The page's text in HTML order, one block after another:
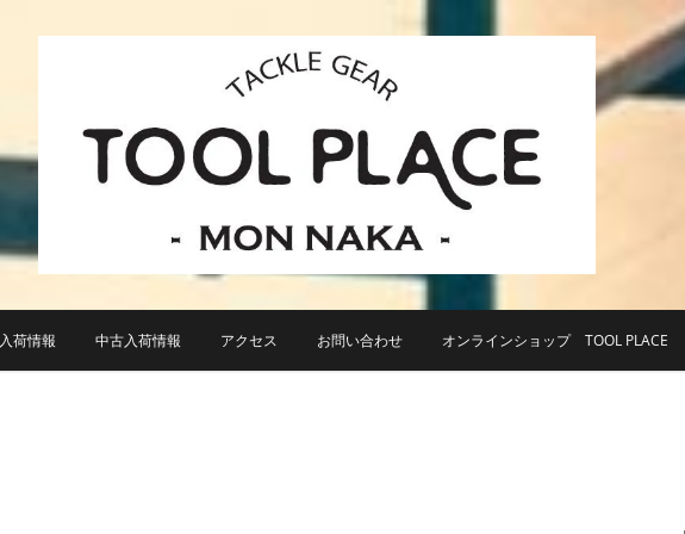
TACKLE GEAR TOOL PLACE
小さなルアーフィッシングショップ「ツールプレイス」が門前仲町に近日オープン！
入荷情報 中古入荷情報 アクセス お問い合わせ オンラインショップ TOOL PLACE